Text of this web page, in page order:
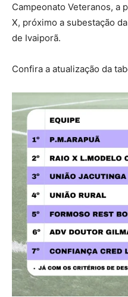
Campeonato Veteranos, a
X, próximo a subestação
de Ivaiporã.
Confira a atualização da